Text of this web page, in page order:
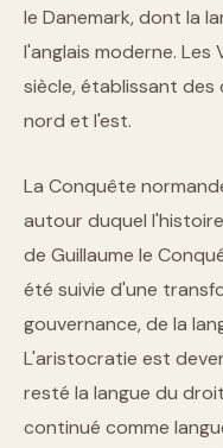
le Danemark, dont la
l'anglais moderne. Les
siècle, établissant des
nord et l'est.
La Conquête
autour duquel
de Guillaume le
été suivie d'une
gouvernance, de la
L'aristocratie est
resté la langue du
continué comme